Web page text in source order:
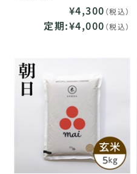
¥4,300 （税込）
定期:¥4,000 （税込）